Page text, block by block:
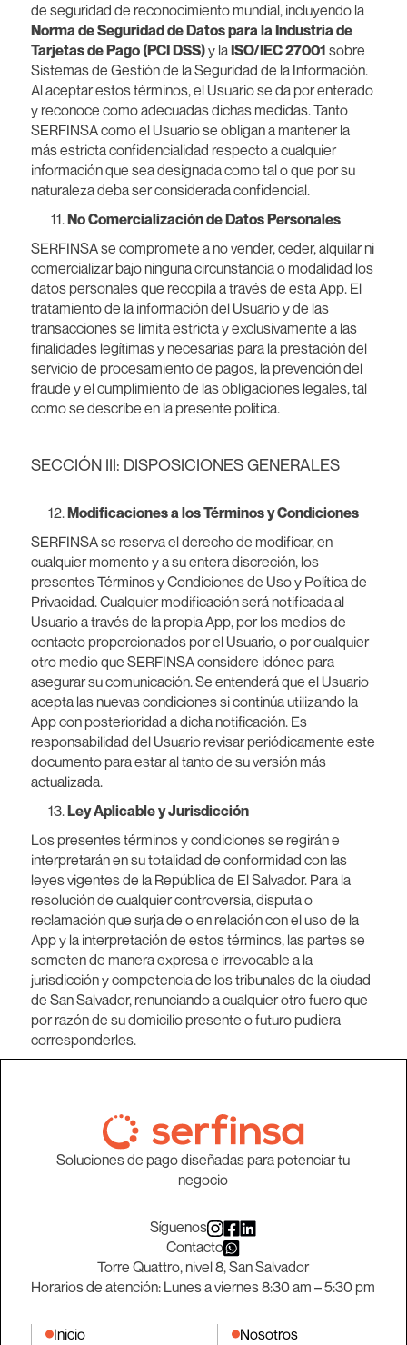
de seguridad de reconocimiento mundial, incluyendo la
Norma de Seguridad de Datos para la Industria de
Tarjetas de Pago (PCI DSS)y laISO/IEC 27001 sobre
Sistemas de Gestión de la Seguridad de la Información.
Al aceptar estos términos, el Usuario se da por enterado
y reconoce como adecuadas dichas medidas. Tanto
SERFINSA como el Usuario se obligan a mantener la
más estricta confidencialidad respecto a cualquier
información que sea designada como tal o que por su
naturaleza deba ser considerada confidencial.
No Comercialización de Datos Personales
SERFINSA se compromete a no vender, ceder, alquilar ni
comercializar bajo ninguna circunstancia o modalidad los
datos personales que recopila a través de esta App. El
tratamiento de la información del Usuario y de las
transacciones se limita estricta y exclusivamente a las
finalidades legítimas y necesarias para la prestación del
servicio de procesamiento de pagos, la prevención del
fraude y el cumplimiento de las obligaciones legales, tal
como se describe en la presente política.
SECCIÓN III: DISPOSICIONES GENERALES
Modificaciones a los Términos y Condiciones
SERFINSA se reserva el derecho de modificar, en
cualquier momento y a su entera discreción, los
presentes Términos y Condiciones de Uso y Política de
Privacidad. Cualquier modificación será notificada al
Usuario a través de la propia App, por los medios de
contacto proporcionados por el Usuario, o por cualquier
otro medio que SERFINSA considere idóneo para
asegurar su comunicación. Se entenderá que el Usuario
acepta las nuevas condiciones si continúa utilizando la
App con posterioridad a dicha notificación. Es
responsabilidad del Usuario revisar periódicamente este
documento para estar al tanto de su versión más
actualizada.
Ley Aplicable y Jurisdicción
Los presentes términos y condiciones se regirán e
interpretarán en su totalidad de conformidad con las
leyes vigentes de la República de El Salvador. Para la
resolución de cualquier controversia, disputa o
reclamación que surja de o en relación con el uso de la
App y la interpretación de estos términos, las partes se
someten de manera expresa e irrevocable a la
jurisdicción y competencia de los tribunales de la ciudad
de San Salvador, renunciando a cualquier otro fuero que
por razón de su domicilio presente o futuro pudiera
corresponderles.
Soluciones de pago diseñadas para potenciar tu
negocio
Síguenos
Contacto
Torre Quattro, nivel 8, San Salvador
Horarios de atención: Lunes a viernes 8:30 am – 5:30 pm
Inicio Nosotros